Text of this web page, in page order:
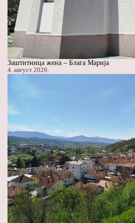
Заштитница жена – Блага Марија
4. август 2026.